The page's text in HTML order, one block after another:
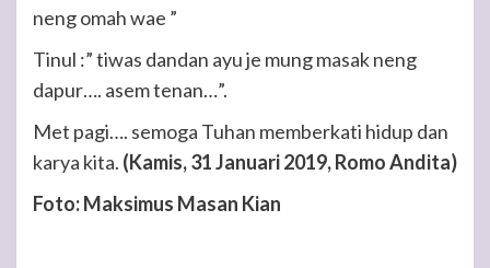
neng omah wae ”
Tinul :” tiwas dandan ayu je mung masak neng
dapur…. asem tenan…”.
Met pagi…. semoga Tuhan memberkati hidup dan
karya kita. (Kamis, 31 Januari 2019, Romo Andita)
Foto: Maksimus Masan Kian